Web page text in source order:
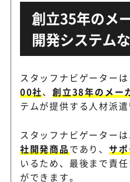
創立35年のメ
開発システム
スタッフナビゲーター
00社、創立38年のメー
テムが提供する人材派遣
スタッフナビゲーター
社開発商品であり、サ
いるため、最後まで責
ができます。